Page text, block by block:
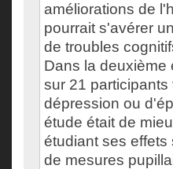
améliorations de
pourrait s'avérer
de troubles
Dans la deuxième
sur 21
dépression ou
étude était de
étudiant ses
de mesures